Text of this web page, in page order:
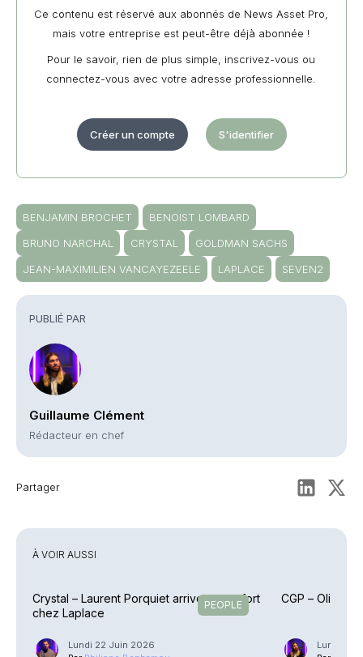
PUBLIÉ PAR
Guillaume Clément
Rédacteur en chef
Partager
Ce contenu est réservé aux abonnés de News Asset Pro,
mais votre entreprise est peut-être déjà abonnée !
Pour le savoir, rien de plus simple, inscrivez-vous ou
connectez-vous avec votre adresse professionnelle.
Créer un compte S'identifier
BENJAMIN BROCHET
BENOIST LOMBARD
BRUNO NARCHAL
CRYSTAL
GOLDMAN SACHS
JEAN-MAXIMILIEN VANCAYEZEELE
LAPLACE SEVEN2
À VOIR AUSSI
PEOPLE
Crystal – Laurent Porquiet arrive en renfort
chez Laplace
Lundi 22 Juin 2026
CGP – Olifan
Lundi 8